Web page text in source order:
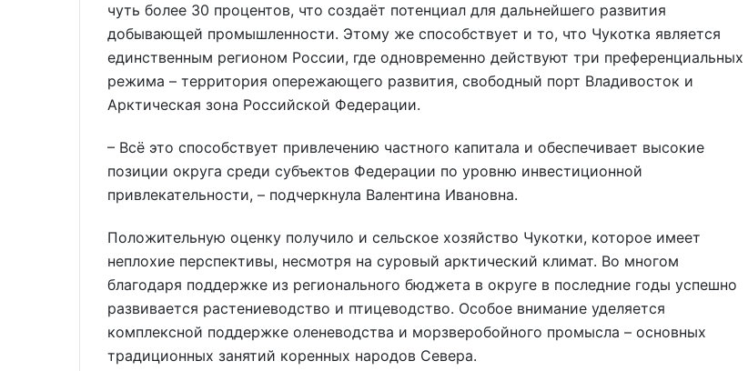
чуть более 30 процентов, что создаёт потенциал для дальнейшего развития
добывающей промышленности. Этому же способствует и то, что Чукотка является
единственным регионом России, где одновременно действуют три преференциальных
режима – территория опережающего развития, свободный порт Владивосток и
Арктическая зона Российской Федерации.
– Всё это способствует привлечению частного капитала и обеспечивает высокие
позиции округа среди субъектов Федерации по уровню инвестиционной
привлекательности, – подчеркнула Валентина Ивановна.
Положительную оценку получило и сельское хозяйство Чукотки, которое имеет
неплохие перспективы, несмотря на суровый арктический климат. Во многом
благодаря поддержке из регионального бюджета в округе в последние годы успешно
развивается растениеводство и птицеводство. Особое внимание уделяется
комплексной поддержке оленеводства и морзверобойного промысла – основных
традиционных занятий коренных народов Севера.